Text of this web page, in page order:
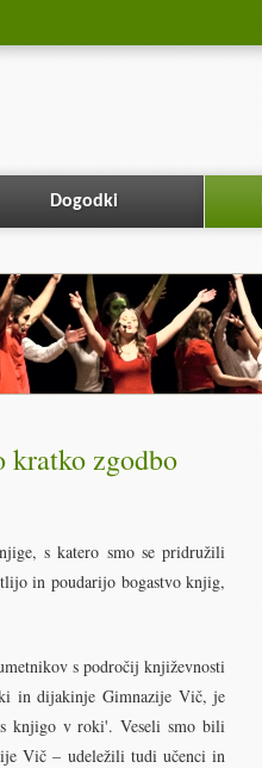
Dogodki
kratko zgodbo
s katero smo se pridružili
in poudarijo bogastvo knjig,
s področij književnosti
in dijakinje Gimnazije Vič, je
knjigo v roki'. Veseli smo bili
Vič – udeležili tudi učenci in